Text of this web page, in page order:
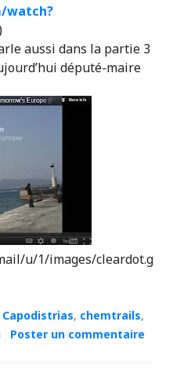
watch?
aussi dans la partie 3
député-maire
Capodistrias, chemtrails,
Poster un commentaire